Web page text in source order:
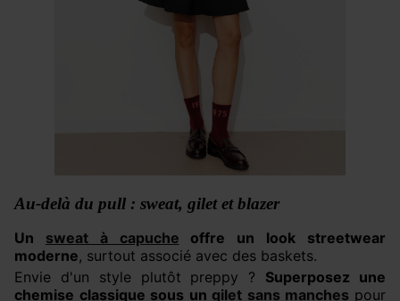
Au-delà du pull : sweat, gilet et blazer
Un sweat à capuche offre un look streetwear
moderne, surtout associé avec des baskets.
Envie d'un style plutôt preppy ? Superposez une
chemise classique sous un gilet sans manches pour